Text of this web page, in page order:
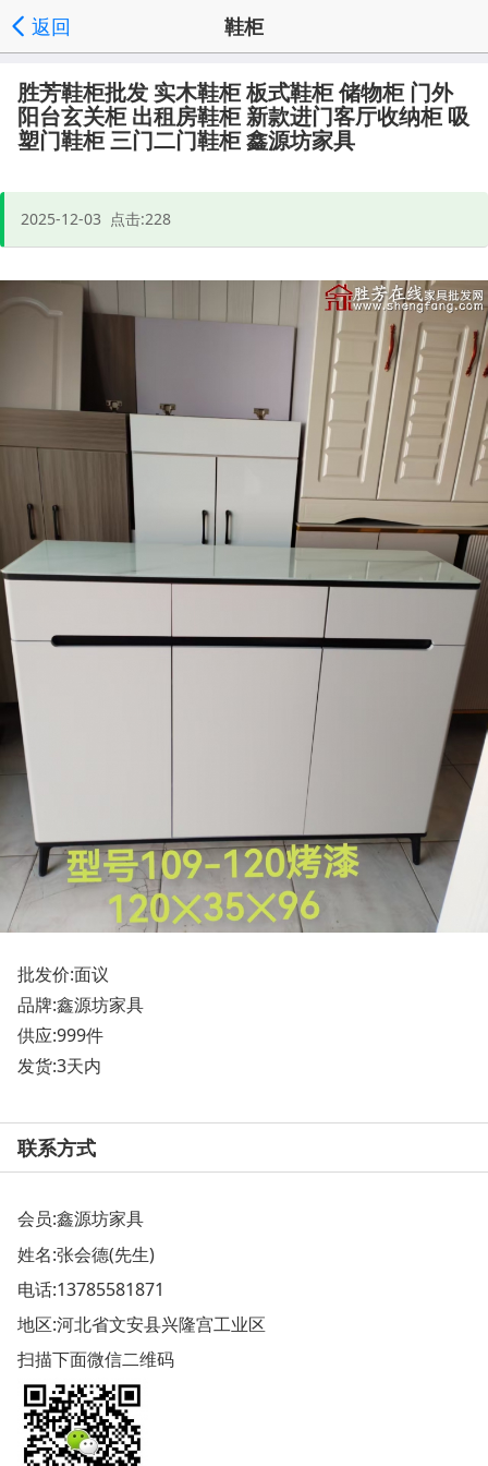
返回 鞋柜
发送询价|分享好友|家具批发首页|频道列表', '取消');">
胜芳鞋柜批发 实木鞋柜 板式鞋柜 储物柜 门外
阳台玄关柜 出租房鞋柜 新款进门客厅收纳柜 吸
塑门鞋柜 三门二门鞋柜 鑫源坊家具
2025-12-03 点击:228
批发价:面议
品牌:鑫源坊家具
供应:999件
发货:3天内
联系方式
会员:鑫源坊家具
姓名:张会德(先生)
电话:13785581871
地区:河北省文安县兴隆宫工业区
扫描下面微信二维码